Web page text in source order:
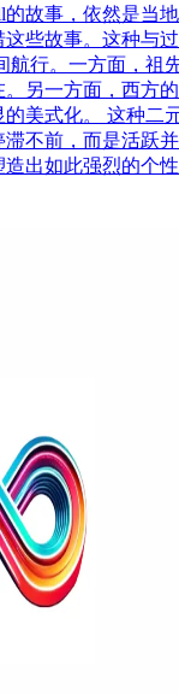
的故事，依然是当
些故事。这种与
航行。一方面，祖
另一方面，西方
美式化。 这种二
不前，而是活跃
出如此强烈的个